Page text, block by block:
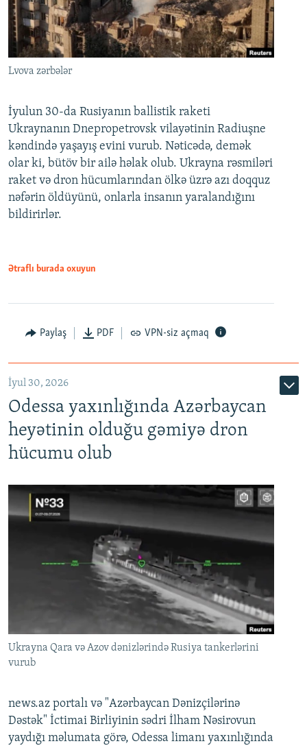
Lvova zərbələr
İyulun 30-da Rusiyanın ballistik raketi
Ukraynanın Dnepropetrovsk vilayətinin Radiuşne
kəndində yaşayış evini vurub. Nəticədə, demək
olar ki, bütöv bir ailə həlak olub. Ukrayna rəsmiləri
raket və dron hücumlarından ölkə üzrə azı doqquz
nəfərin öldüyünü, onlarla insanın yaralandığını
bildirirlər.
Ətraflı burada oxuyun
Paylaş PDF VPN-siz açmaq
İyul 30, 2026
Odessa yaxınlığında Azərbaycan
heyətinin olduğu gəmiyə dron
hücumu olub
Ukrayna Qara və Azov dənizlərində Rusiya tankerlərini
vurub
news.az portalı və "Azərbaycan Dənizçilərinə
Dəstək" İctimai Birliyinin sədri İlham Nəsirovun
yaydığı məlumata görə, Odessa limanı yaxınlığında